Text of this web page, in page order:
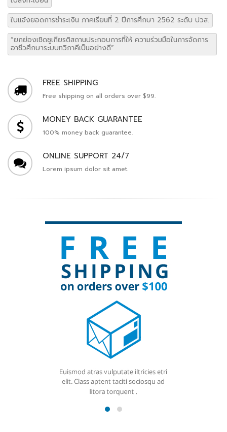
ใบแจ้งยอดการชำระเงิน ภาคเรียนที่ 2 ปีการศึกษา 2562 ระดับ ปวส.
“ยกย่องเชิดชูเกียรติสถานประกอบการที่ให้ ความร่วมมือในการจัดการ
อาชีวศึกษาระบบทวิภาคีเป็นอย่างดี”
FREE SHIPPING
Free shipping on all orders over $99.
MONEY BACK GUARANTEE
100% money back guarantee.
ONLINE SUPPORT 24/7
Lorem ipsum dolor sit amet.